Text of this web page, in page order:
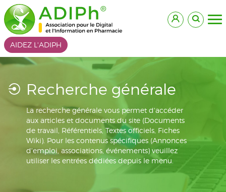
AIDEZ L'ADIPH
Recherche générale
La recherche générale vous permet d'accéder
aux articles et documents du site (Documents
de travail, Référentiels, Textes officiels, Fiches
Wiki). Pour les contenus spécifiques (Annonces
d'emploi, associations, événements) veuillez
utiliser les entrées dédiées depuis le menu.